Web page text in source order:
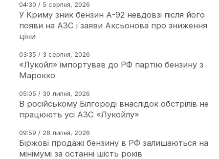
04:30 / 5 серпня, 2026
У Криму зник бензин А-92 невдовзі після його
появи на АЗС і заяви Аксьонова про зниження
ціни
03:35 / 3 серпня, 2026
«Лукойл» імпортував до РФ партію бензину з
Марокко
05:05 / 30 липня, 2026
В російському Білгороді внаслідок обстрілів не
працюють усі АЗС «Лукойлу»
09:59 / 28 липня, 2026
Біржові продажі бензину в РФ залишаються на
мінімумі за останні шість років